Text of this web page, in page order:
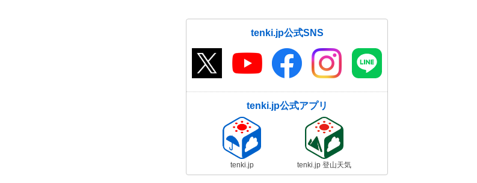
tenki.jp公式SNS
tenki.jp公式アプリ
tenki.jp tenki.jp 登山天気